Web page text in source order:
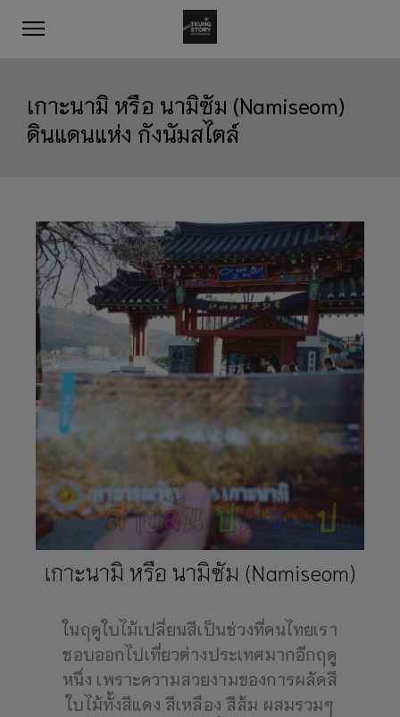
เกาะนามิ หรือ นามิซัม (Namiseom)
ดินแดนแห่ง กังนัมสไตล์
เกาะนามิ หรือ นามิซัม (Namiseom)
ในฤดูใบไม้เปลี่ยนสีเป็นช่วงที่คนไทยเรา
ชอบออกไปเที่ยวต่างประเทศมากอีกฤดู
หนึ่ง เพราะความสวยงามของการผลัดสี
ใบไม้ทั้งสีแดง สีเหลือง สีส้ม ผสมรวมๆ